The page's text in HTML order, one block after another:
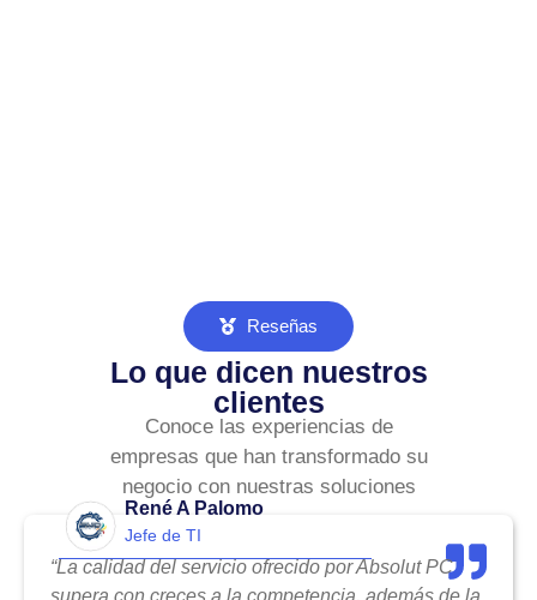
Reseñas
Lo que dicen nuestros
clientes
Conoce las experiencias de
empresas que han transformado su
negocio con nuestras soluciones
René A Palomo
Jefe de TI
“La calidad del servicio ofrecido por Absolut PC